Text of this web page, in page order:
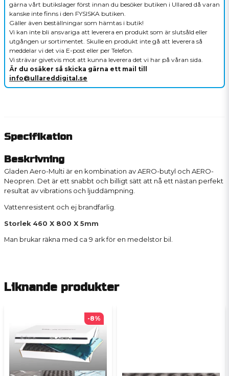
gärna vårt butikslager först innan du besöker butiken i Ullared då varan
kanske inte finns i den FYSISKA butiken.
Gäller även beställningar som hämtas i butik!
Vi kan inte bli ansvariga att leverera en produkt som är slutsåld eller
utgången ur sortimentet. Skulle en produkt inte gå att leverera så
meddelar vi det via E-post eller per Telefon.
Vi strävar givetvis mot att kunna leverera det vi har på våran sida.
Är du osäker så skicka gärna ett mail till
info@ullareddigital.se
Beskrivning
Gladen Aero-Multi är en kombination av AERO-butyl och AERO-
Neopren. Det är ett snabbt och billigt sätt att nå ett nästan perfekt
resultat av vibrations och ljuddämpning.
Vattenresistent och ej brandfarlig.
Storlek 460 X 800 X 5mm
Man brukar räkna med ca 9 ark för en medelstor bil.
Specifikation
Liknande produkter
-8%